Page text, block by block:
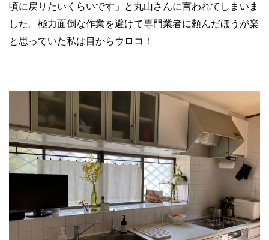
頃に戻りたいくらいです」と丸山さんに言われてしまいま
した。極力面倒な作業を避けて専門業者に頼んだほうが楽
と思っていた私は目からウロコ！